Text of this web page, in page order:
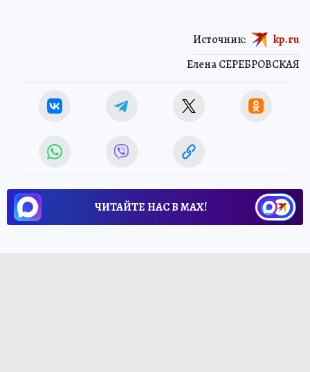
Елена СЕРЕБРОВСКАЯ
Источник: kp.ru
ЧИТАЙТЕ НАС В МАХ!